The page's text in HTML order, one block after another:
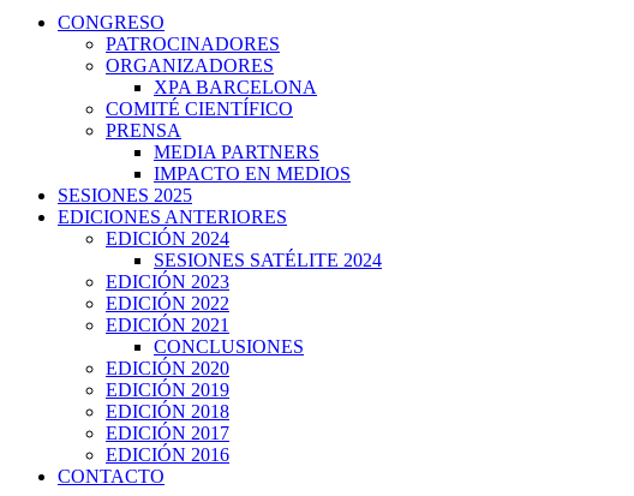
CONGRESO
PATROCINADORES
ORGANIZADORES
XPA BARCELONA
COMITÉ CIENTÍFICO
PRENSA
MEDIA PARTNERS
IMPACTO EN MEDIOS
SESIONES 2025
EDICIONES ANTERIORES
EDICIÓN 2024
SESIONES SATÉLITE 2024
EDICIÓN 2023
EDICIÓN 2022
EDICIÓN 2021
CONCLUSIONES
EDICIÓN 2020
EDICIÓN 2019
EDICIÓN 2018
EDICIÓN 2017
EDICIÓN 2016
CONTACTO